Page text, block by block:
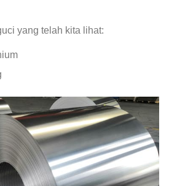
yang telah kita lihat: